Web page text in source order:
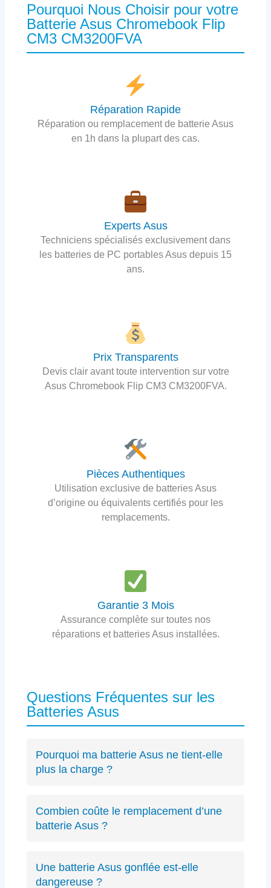
Pourquoi Nous Choisir pour votre
Batterie Asus Chromebook Flip
CM3 CM3200FVA
Réparation Rapide
Réparation ou remplacement de batterie Asus
en 1h dans la plupart des cas.
Experts Asus
Techniciens spécialisés exclusivement dans
les batteries de PC portables Asus depuis 15
ans.
Prix Transparents
Devis clair avant toute intervention sur votre
Asus Chromebook Flip CM3 CM3200FVA.
Pièces Authentiques
Utilisation exclusive de batteries Asus
d’origine ou équivalents certifiés pour les
remplacements.
Garantie 3 Mois
Assurance complète sur toutes nos
réparations et batteries Asus installées.
Questions Fréquentes sur les
Batteries Asus
Pourquoi ma batterie Asus ne tient-elle
plus la charge ?
spécifique Asus ou des cycles de charge
excessifs. Undiagnostic précis
Combien coûte le remplacement d’une
batterie Asus ?
à partir de 89€ selon le modèle, avec un devis
transparent avant intervention.
Une batterie Asus gonflée est-elle
dangereuse ?